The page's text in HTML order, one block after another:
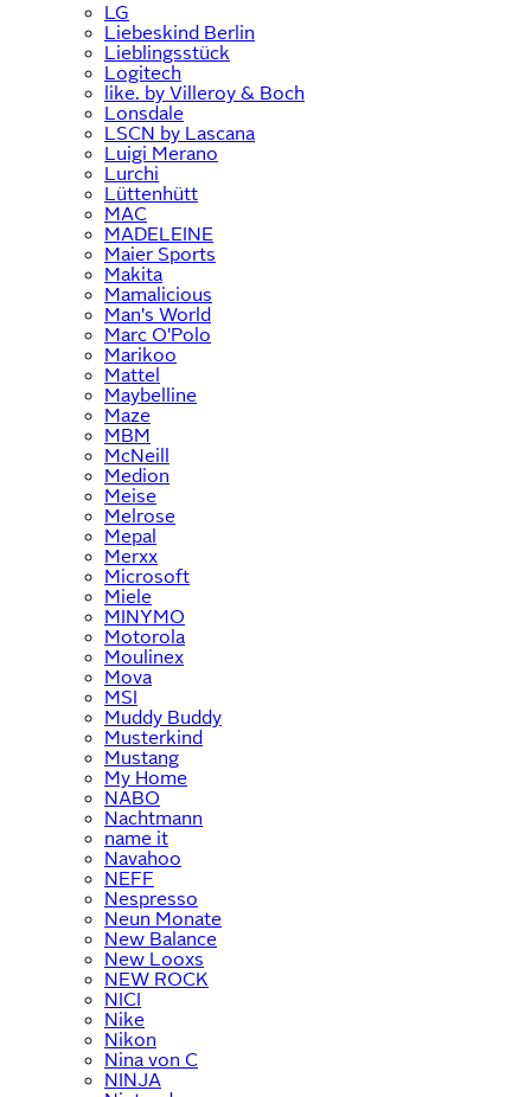
LG
Liebeskind Berlin
Lieblingsstück
Logitech
like. by Villeroy & Boch
Lonsdale
LSCN by Lascana
Luigi Merano
Lurchi
Lüttenhütt
MAC
MADELEINE
Maier Sports
Makita
Mamalicious
Man's World
Marc O'Polo
Marikoo
Mattel
Maybelline
Maze
MBM
McNeill
Medion
Meise
Melrose
Mepal
Merxx
Microsoft
Miele
MINYMO
Motorola
Moulinex
Mova
MSI
Muddy Buddy
Musterkind
Mustang
My Home
NABO
Nachtmann
name it
Navahoo
NEFF
Nespresso
Neun Monate
New Balance
New Looxs
NEW ROCK
NICI
Nike
Nikon
Nina von C
NINJA